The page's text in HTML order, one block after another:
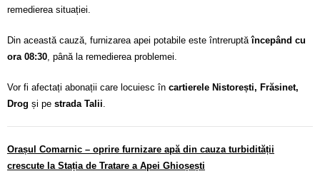
remedierea situației.
Din această cauză, furnizarea apei potabile este întreruptăîncepând cu
ora 08:30, până la remedierea problemei.
Vor fi afectați abonații care locuiesc în cartierele Nistorești, Frăsinet,
Drog și pe strada Talii.
Orașul Comarnic – oprire furnizare apă din cauza turbidității
crescute la Stația de Tratare a Apei Ghioșești